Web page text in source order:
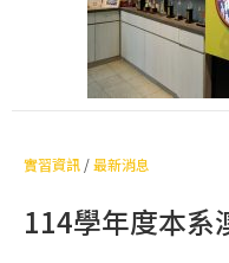
實習資訊 /最新消息
114學年度本系